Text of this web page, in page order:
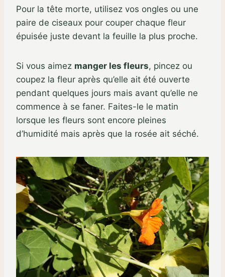
Pour la tête morte, utilisez vos ongles ou une
paire de ciseaux pour couper chaque fleur
épuisée juste devant la feuille la plus proche.
Si vous aimez manger les fleurs, pincez ou
coupez la fleur après qu’elle ait été ouverte
pendant quelques jours mais avant qu’elle ne
commence à se faner. Faites-le le matin
lorsque les fleurs sont encore pleines
d’humidité mais après que la rosée ait séché.